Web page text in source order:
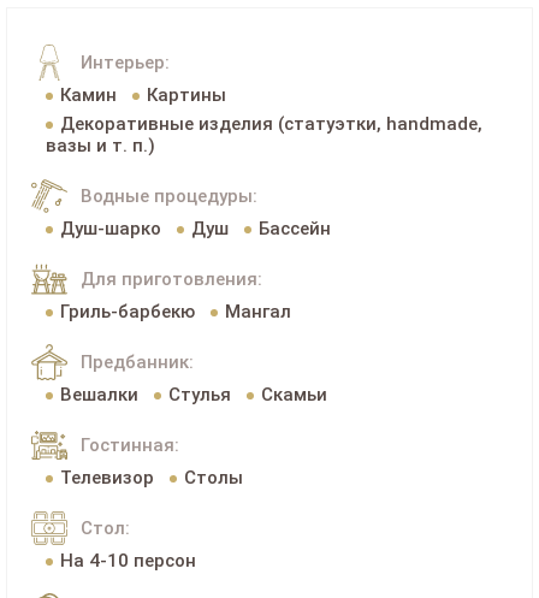
Интерьер:
Камин
Картины
Декоративные изделия (статуэтки, handmade,
вазы и т. п.)
Водные процедуры:
Душ-шарко
Душ Бассейн
Для приготовления:
Гриль-барбекю
Мангал
Предбанник:
Вешалки
Стулья Скамьи
Гостинная:
Телевизор
Столы
Стол:
На 4-10 персон